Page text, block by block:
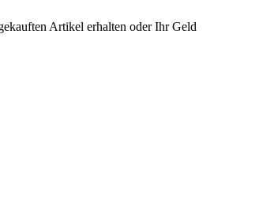
Artikel erhalten oder Ihr Geld